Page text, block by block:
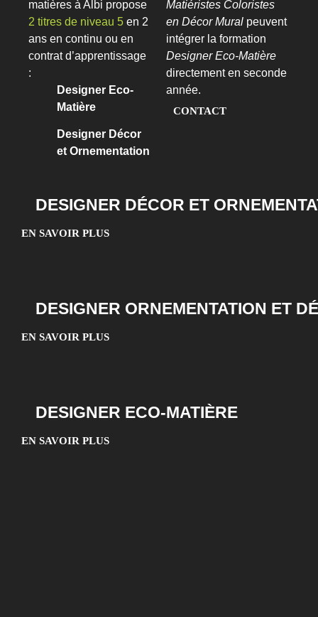
matières à Albi propose
2 titres de niveau 5 en 2
ans en continu ou en
contrat d’apprentissage
:
Designer Eco-
Matière
Designer Décor
et Ornementation
Matiéristes Coloristes
en Décor Mural peuvent
intégrer la formation
Designer Eco-Matière
directement en seconde
année.
CONTACT
DESIGNER DÉCOR ET
EN SAVOIR PLUS
DESIGNER ORNEMENTATION ET
EN SAVOIR PLUS
DESIGNER ECO-MATIÈRE
EN SAVOIR PLUS